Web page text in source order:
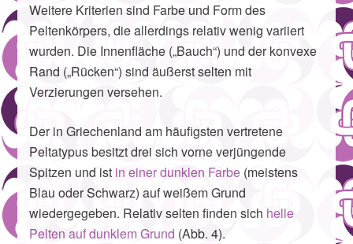
Weitere Kriterien sind Farbe und Form des
Peltenkörpers, die allerdings relativ wenig variiert
wurden. Die Innenfläche („Bauch“) und der konvexe
Rand („Rücken“) sind äußerst selten mit
Verzierungen versehen.
Der in Griechenland am häufigsten vertretene
Peltatypus besitzt drei sich vorne verjüngende
Spitzen und ist in einer dunklen Farbe (meistens
Blau oder Schwarz) auf weißem Grund
wiedergegeben. Relativ selten finden sich helle
Pelten auf dunklem Grund (Abb. 4).